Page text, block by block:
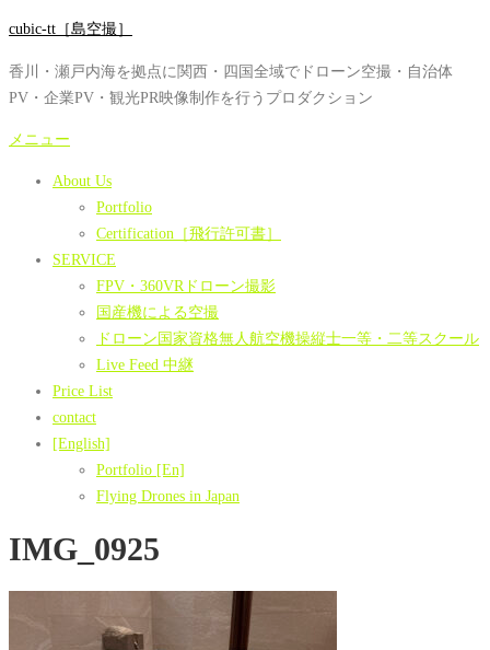
コ
テ
ン
ツ
cubic-tt［島空撮］
香川・瀬戸内海を拠点に関西・四国全域でドローン空撮・自治体
PV・企業PV・観光PR映像制作を行うプロダクション
メニュー
About Us
Portfolio
Certification［飛行許可書］
SERVICE
FPV・360VRドローン撮影
国産機による空撮
ドローン国家資格無人航空機操縦士一等・二等スクール
Live Feed 中継
Price List
contact
[English]
Portfolio [En]
Flying Drones in Japan
IMG_0925